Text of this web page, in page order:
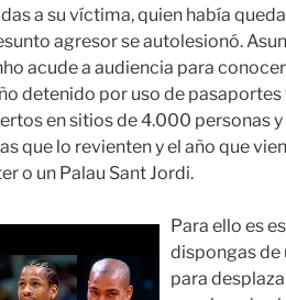
a su víctima, quien había
agresor se autolesionó.
acude a audiencia para
detenido por uso de pasaportes
en sitios de 4.000 personas
que lo revienten y el año que
o un Palau Sant Jordi.
Para ello es
dispongas de
para